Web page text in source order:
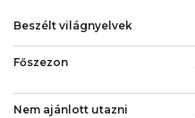
Beszélt világnyelvek
Főszezon
Nem ajánlott utazni